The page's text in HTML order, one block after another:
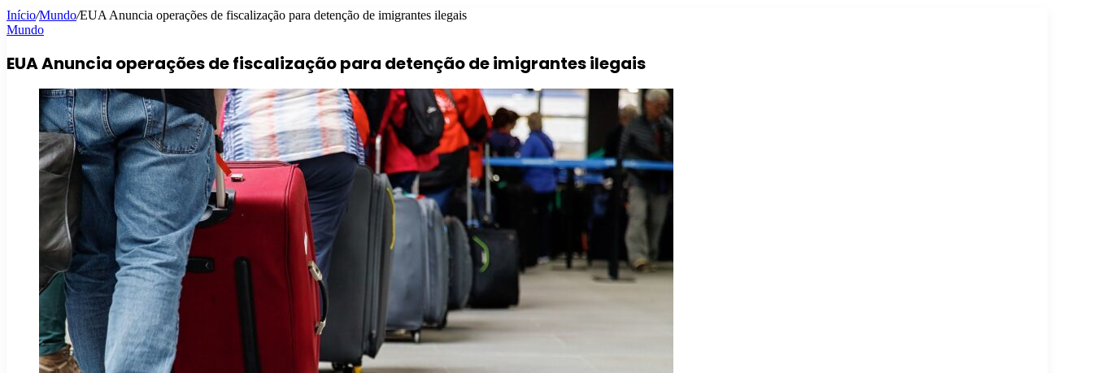
Início/Mundo/EUA Anuncia operações de fiscalização para detenção de imigrantes ilegais
Mundo
EUA Anuncia operações de fiscalização para detenção de imigrantes ilegais